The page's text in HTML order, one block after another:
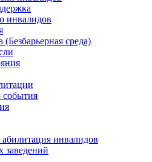
инвалидов
(Безбарьерная среда)
события
инвалидов
заведений